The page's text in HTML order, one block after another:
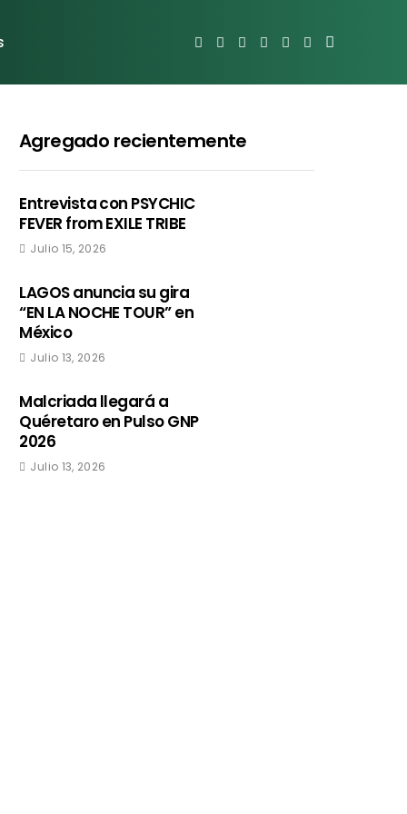
Agregado recientemente
Entrevista con PSYCHIC
FEVER from EXILE TRIBE
Julio 15, 2026
LAGOS anuncia su gira
“EN LA NOCHE TOUR” en
México
Julio 13, 2026
Malcriada llegará a
Quéretaro en Pulso GNP
2026
Julio 13, 2026